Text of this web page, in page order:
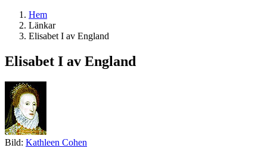
Hem
Länkar
Elisabet I av England
Elisabet I av England
Bild: Kathleen Cohen